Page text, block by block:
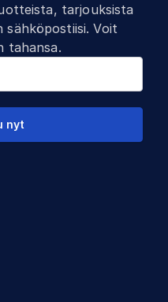
tarjouksista
sähköpostiisi. Voit
tahansa.
nyt